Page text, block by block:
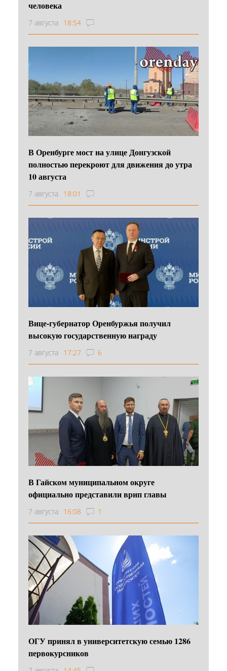
человека
7 августа 18:54
В Оренбурге мост на улице Донгузской
полностью перекроют для движения до утра
10 августа
7 августа 18:01
Вице-губернатор Оренбуржья получил
высокую государственную награду
7 августа 17:27 6
В Гайском муниципальном округе
официально представили врип главы
7 августа 16:08 1
ОГУ принял в университетскую семью 1286
первокурсников